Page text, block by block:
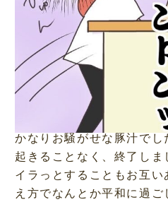
かなりお騒がせな豚汁で
起きることなく、終了しま
イラっとすることもお互
え方でなんとか平和に過